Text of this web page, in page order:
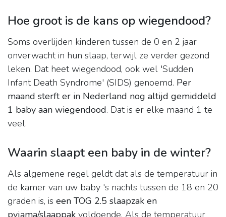
Hoe groot is de kans op wiegendood?
Soms overlijden kinderen tussen de 0 en 2 jaar
onverwacht in hun slaap, terwijl ze verder gezond
leken. Dat heet wiegendood, ook wel 'Sudden
Infant Death Syndrome' (SIDS) genoemd. Per
maand sterft er in Nederland nog altijd gemiddeld
1 baby aan wiegendood. Dat is er elke maand 1 te
veel.
Waarin slaapt een baby in de winter?
Als algemene regel geldt dat als de temperatuur in
de kamer van uw baby 's nachts tussen de 18 en 20
graden is, is een TOG 2.5 slaapzak en
pyjama/slaappak voldoende. Als de temperatuur